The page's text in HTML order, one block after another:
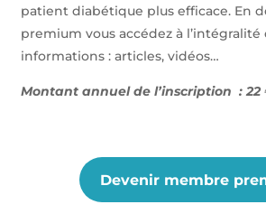
patient diabétique plus efficace. En
premium vous accédez à l’intégralité
informations : articles, vidéos…
Montant annuel de l’inscription : 22
Devenir membre